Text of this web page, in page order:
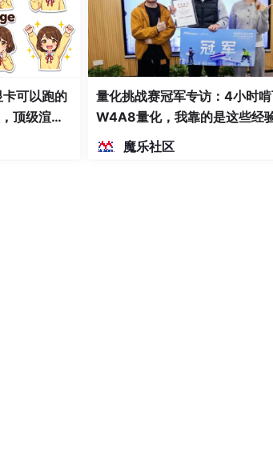
可以跑的
顶级渲
量化挑战赛冠军专访：4小时
W4A8量化，我靠的是这些经
魔乐社区